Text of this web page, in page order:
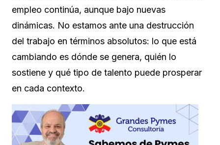
empleo continúa, aunque bajo nuevas
dinámicas. No estamos ante una destrucción
del trabajo en términos absolutos: lo que está
cambiando es dónde se genera, quién lo
sostiene y qué tipo de talento puede prosperar
en cada contexto.